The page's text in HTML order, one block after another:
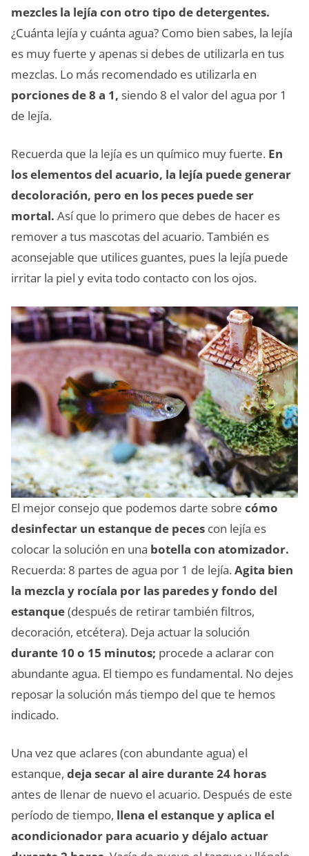
mezcles la lejía con otro tipo de detergentes.
¿Cuánta lejía y cuánta agua? Como bien sabes, la lejía
es muy fuerte y apenas si debes de utilizarla en tus
mezclas. Lo más recomendado es utilizarla en
porciones de 8 a 1, siendo 8 el valor del agua por 1
de lejía.
Recuerda que la lejía es un químico muy fuerte. En
los elementos del acuario, la lejía puede generar
decoloración, pero en los peces puede ser
mortal. Así que lo primero que debes de hacer es
remover a tus mascotas del acuario. También es
aconsejable que utilices guantes, pues la lejía puede
irritar la piel y evita todo contacto con los ojos.
El mejor consejo que podemos darte sobre cómo
desinfectar un estanque de peces con lejía es
colocar la solución en una botella con atomizador.
Recuerda: 8 partes de agua por 1 de lejía.Agita bien
la mezcla y rocíala por las paredes y fondo del
estanque(después de retirar también filtros,
decoración, etcétera). Deja actuar la solución
durante 10 o 15 minutos; procede a aclarar con
abundante agua. El tiempo es fundamental. No dejes
reposar la solución más tiempo del que te hemos
indicado.
Una vez que aclares (con abundante agua) el
estanque, deja secar al aire durante 24 horas
antes de llenar de nuevo el acuario. Después de este
período de tiempo, llena el estanque y aplica el
acondicionador para acuario y déjalo actuar